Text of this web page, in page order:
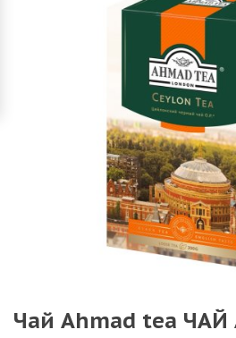
Чай Ahmad tea ЧАЙ